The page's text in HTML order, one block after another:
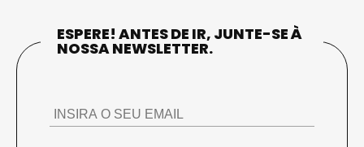
ESPERE! ANTES DE IR, JUNTE-SE À
NOSSA NEWSLETTER.